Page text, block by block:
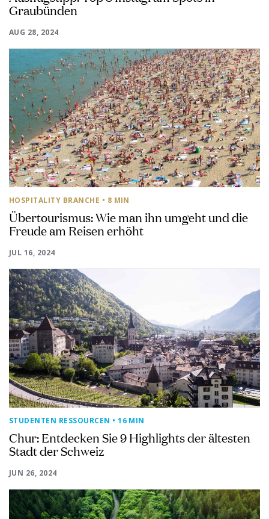
Graubünden
AUG 28, 2024
HOSPITALITY BRANCHE • 8 MIN
Übertourismus: Wie man ihn umgeht und die
Freude am Reisen erhöht
JUL 16, 2024
STUDENTEN RESSOURCEN • 16 MIN
Chur: Entdecken Sie 9 Highlights der ältesten
Stadt der Schweiz
JUN 26, 2024